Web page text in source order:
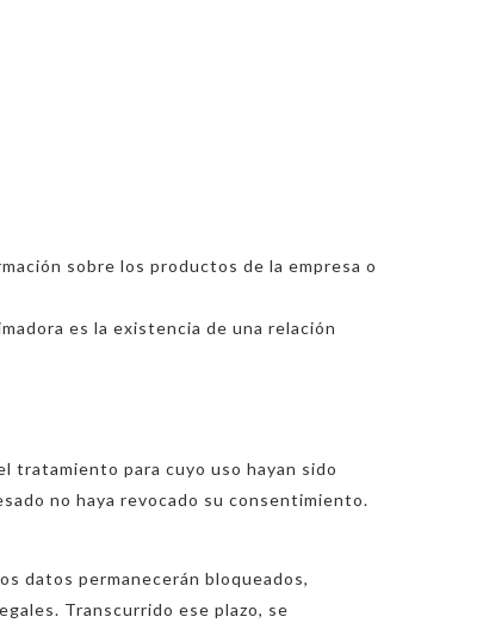
sobre los productos de la empresa o
es la existencia de una relación
tratamiento para cuyo uso hayan sido
no haya revocado su consentimiento.
datos permanecerán bloqueados,
Transcurrido ese plazo, se